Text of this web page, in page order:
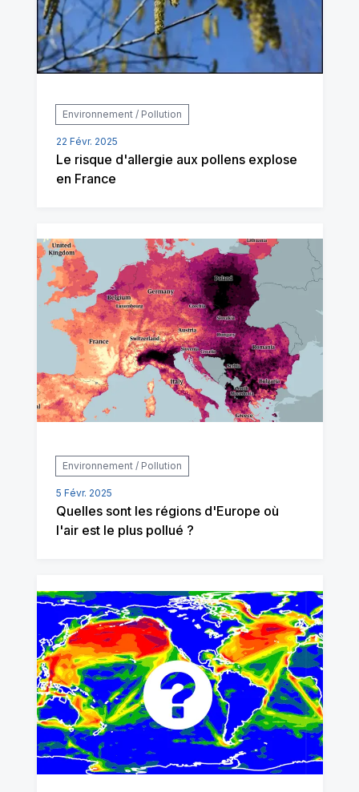
Environnement / Pollution
22 Févr. 2025
Le risque d'allergie aux pollens explose
en France
Environnement / Pollution
5 Févr. 2025
Quelles sont les régions d'Europe où
l'air est le plus pollué ?